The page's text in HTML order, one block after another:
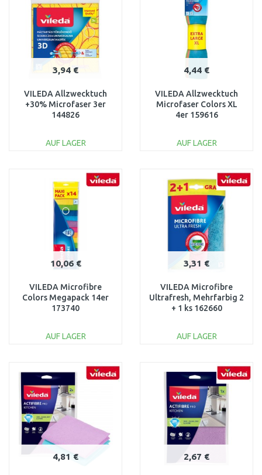
3,94 €
VILEDA Allzwecktuch
+30% Microfaser 3er
144826
AUF LAGER
WARENKORB
Vergleichen
4,44 €
VILEDA Allzwecktuch
Microfaser Colors XL
4er 159616
AUF LAGER
WARENKORB
Vergleichen
10,06 €
VILEDA Microfibre
Colors Megapack 14er
173740
AUF LAGER
WARENKORB
Vergleichen
3,31 €
VILEDA Microfibre
Ultrafresh, Mehrfarbig 2
+ 1 ks 162660
AUF LAGER
WARENKORB
Vergleichen
4,81 € 2,67 €